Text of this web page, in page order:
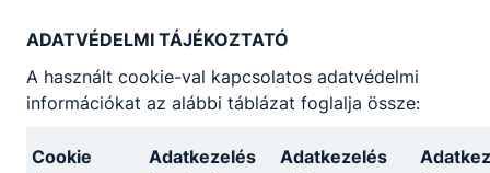
ADATVÉDELMI TÁJÉKOZTATÓ
A használt cookie-val kapcsolatos adatvédelmi
információkat az alábbi táblázat foglalja össze:
Cookie
Adatkezelés
Adatkezelés